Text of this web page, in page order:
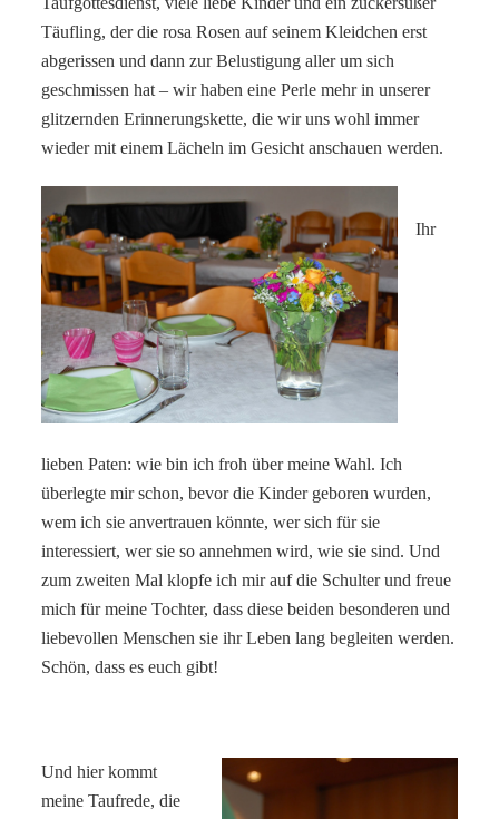
Täufling, der die rosa Rosen auf seinem Kleidchen erst
abgerissen und dann zur Belustigung aller um sich
geschmissen hat – wir haben eine Perle mehr in unserer
glitzernden Erinnerungskette, die wir uns wohl immer
wieder mit einem Lächeln im Gesicht anschauen werden.
Ihr
lieben Paten: wie bin ich froh über meine Wahl. Ich
überlegte mir schon, bevor die Kinder geboren wurden,
wem ich sie anvertrauen könnte, wer sich für sie
interessiert, wer sie so annehmen wird, wie sie sind. Und
zum zweiten Mal klopfe ich mir auf die Schulter und freue
mich für meine Tochter, dass diese beiden besonderen und
liebevollen Menschen sie ihr Leben lang begleiten werden.
Schön, dass es euch gibt!
Und hier kommt
meine Taufrede, die